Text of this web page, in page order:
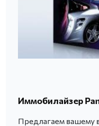
Иммобилайзер
Предлагаем вашему